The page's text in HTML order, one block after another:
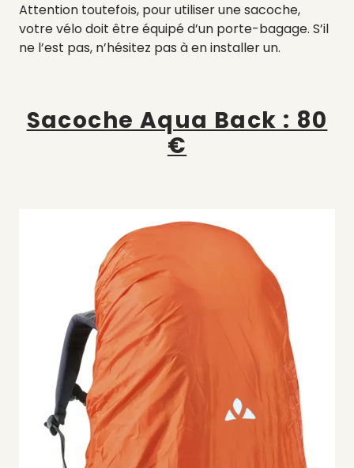
Attention toutefois, pour utiliser une sacoche,
votre vélo doit être équipé d’un porte-bagage. S’il
ne l’est pas, n’hésitez pas à en installer un.
Sacoche Aqua Back : 80
€